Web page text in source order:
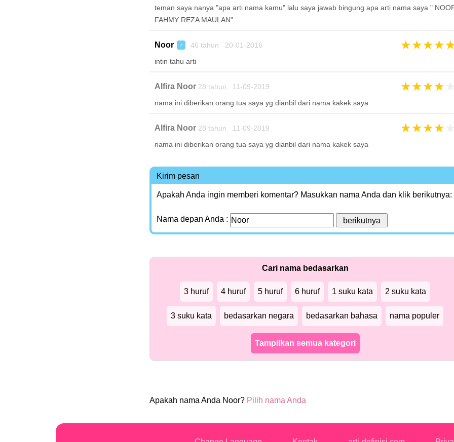
teman saya nanya "apa arti nama kamu" lalu saya jawab bingung apa arti nama saya "
FAHMY REZA MAULAN"
Noor ♂ 46 tahun 20-01-2016 ★★★★
intin tahu arti
Alfira Noor28 tahun 11-09-2019 ★★★★
nama ini diberikan orang tua saya yg dianbil dari nama kakek saya
Alfira Noor28 tahun 11-09-2019 ★★★★
nama ini diberikan orang tua saya yg dianbil dari nama kakek saya
Kirim pesan
Apakah Anda ingin memberi komentar? Masukkan nama Anda dan klik berikutnya:
Nama depan Anda :
Cari nama bedasarkan
3 huruf 4 huruf 5 huruf 6 huruf 1 suku kata 2 suku kata
3 suku kata bedasarkan negara bedasarkan bahasa nama populer
Tampilkan semua kategori
Apakah nama Anda Noor? Pilih nama Anda